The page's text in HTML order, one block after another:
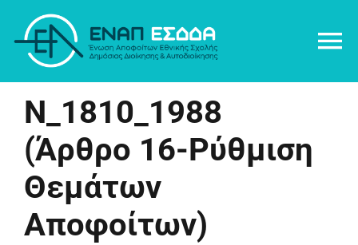
Μετάβαση
περιεχόμενο
ΕΝ.ΑΠ.
NEA
ΘΕΣΕΙΣ
Ν_1810_1988
(Άρθρο 16-Ρύθμιση
Θεμάτων
Αποφοίτων)